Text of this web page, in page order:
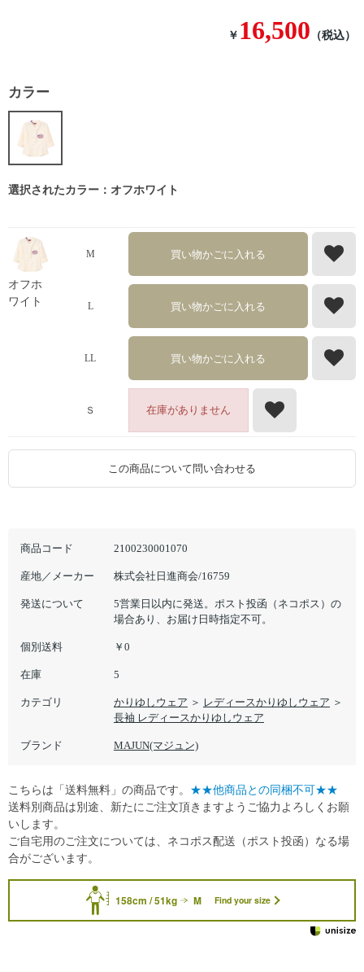
￥ 16,500 （税込）
商品コード 2100230001070
産地／メーカー 株式会社日進商会/16759
発送について
5営業日以内に発送。ポスト投函（ネコポス）の
場合あり、お届け日時指定不可。
個別送料 ￥0
在庫 5
カテゴリ かりゆしウェア ＞ レディースかりゆしウェア ＞
長袖 レディースかりゆしウェア
ブランド MAJUN(マジュン)
カラー
選択されたカラー：オフホワイト
オフホ
ワイト
M 買い物かごに入れる
L 買い物かごに入れる
LL 買い物かごに入れる
Ｓ 在庫がありません
この商品について問い合わせる
158cm / 51kg M Find your size
こちらは「送料無料」の商品です。 ★★他商品との同梱不可★★
送料別商品は別途、新たにご注文頂きますようご協力よろしくお願
いします。
ご自宅用のご注文については、ネコポス配送（ポスト投函）なる場
合がございます。